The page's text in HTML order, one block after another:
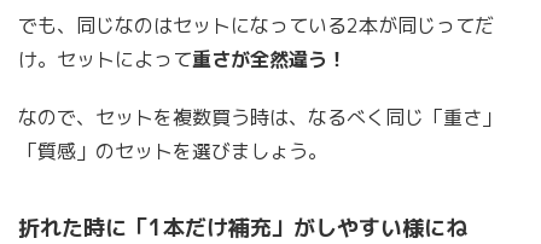
でも、同じなのはセットになっている2本が同じってだ
け。セットによって重さが全然違う！
なので、セットを複数買う時は、なるべく同じ「重さ」
「質感」のセットを選びましょう。
折れた時に「1本だけ補充」がしやすい様にね